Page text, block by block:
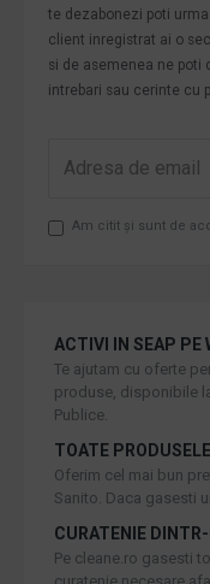
te dezabonezi poti
client inregistrat ai o
si de asemenea ne poti
intrebari sau cerinte cu
Am citit şi sunt de
ACTIVI IN SEAP PE
Te ajutam cu oferte
produse, disponibile
Publice.
TOATE
Oferim cel mai bun
Sanito. Daca gasesti
CURATENIE
Pe cleane.ro gasesti
curatenie necesare